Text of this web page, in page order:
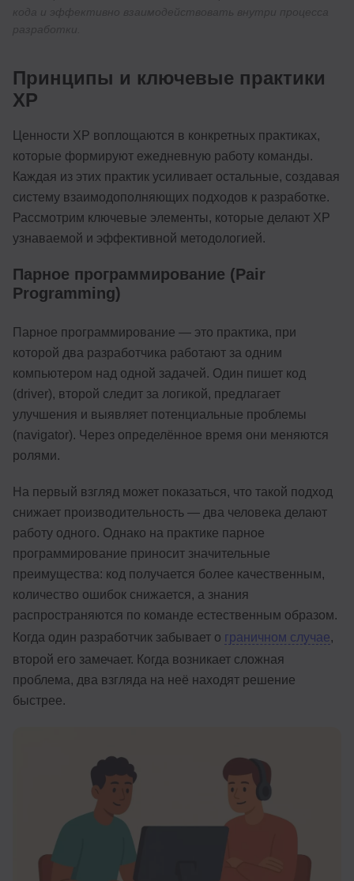
Принципы и ключевые практики
XP
Ценности XP воплощаются в конкретных практиках,
которые формируют ежедневную работу команды.
Каждая из этих практик усиливает остальные, создавая
систему взаимодополняющих подходов к разработке.
Рассмотрим ключевые элементы, которые делают XP
узнаваемой и эффективной методологией.
Парное программирование (Pair
Programming)
Парное программирование — это практика, при
которой два разработчика работают за одним
компьютером над одной задачей. Один пишет код
(driver), второй следит за логикой, предлагает
улучшения и выявляет потенциальные проблемы
(navigator). Через определённое время они меняются
ролями.
На первый взгляд может показаться, что такой подход
снижает производительность — два человека делают
работу одного. Однако на практике парное
программирование приносит значительные
преимущества: код получается более качественным,
количество ошибок снижается, а знания
распространяются по команде естественным образом.
Когда один разработчик забывает о граничном случае,
второй его замечает. Когда возникает сложная
проблема, два взгляда на неё находят решение
быстрее.